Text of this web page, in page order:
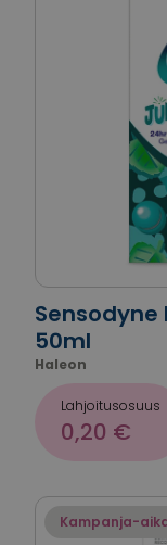
Sensodyne
50ml
Haleon
Lahjoitusosuus
0,20 €
Kampanja-